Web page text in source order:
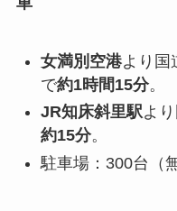
女満別空港より国
で約1時間15分。
JR知床斜里駅よ
約15分。
駐車場：300台（